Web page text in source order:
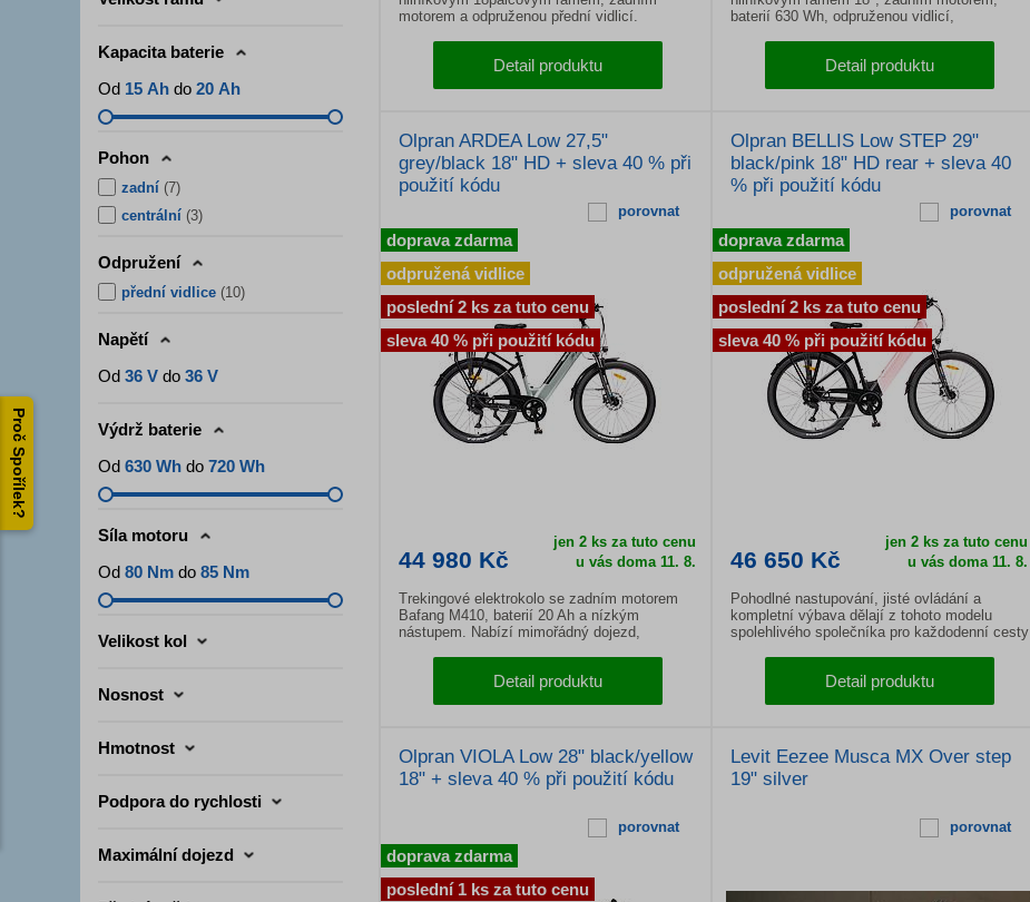
Proč Spořílek?
motorem a odpruženou přední vidlicí.
Detail produktu
baterií 630 Wh, odpruženou vidlicí,
cyklostezkách.Detail produktu
Olpran ARDEA Low 27,5"
grey/black 18" HD + sleva 40 % při
použití kódu
porovnat
44 980 Kč
jen 2 ks za tuto cenu
u vás doma 11. 8.
Trekingové elektrokolo se zadním motorem
Bafang M410, baterií 20 Ah a nízkým
nástupem. Nabízí mimořádný dojezd,
i na delších výletech.Detail produktu
odpružená vidlice
poslední 2 ks za tuto cenu
sleva 40 % při použití kódu
doprava zdarma
Olpran BELLIS Low STEP 29"
black/pink 18" HD rear + sleva 40
% při použití kódu
porovnat
46 650 Kč
jen 2 ks za tuto cenu
u vás doma 11. 8.
Pohodlné nastupování, jisté ovládání a
kompletní výbava dělají z tohoto modelu
spolehlivého společníka pro každodenní cesty
kterou ocení rekreační i pravidelní cyklisté.
Detail produktu
odpružená vidlice
poslední 2 ks za tuto cenu
sleva 40 % při použití kódu
doprava zdarma
Olpran VIOLA Low 28" black/yellow
18" + sleva 40 % při použití kódu
porovnat
poslední 1 ks za tuto cenu
doprava zdarma
Levit Eezee Musca MX Over step
19" silver
porovnat
Kapacita baterie
Od 15 Ah do 20 Ah
Pohon
zadní (7)
centrální (3)
Odpružení
přední vidlice (10)
Napětí
Od 36 V do 36 V
Výdrž baterie
Od 630 Wh do 720 Wh
Síla motoru
Od 80 Nm do 85 Nm
Velikost kol
Nosnost
Hmotnost
Podpora do rychlosti
Maximální dojezd